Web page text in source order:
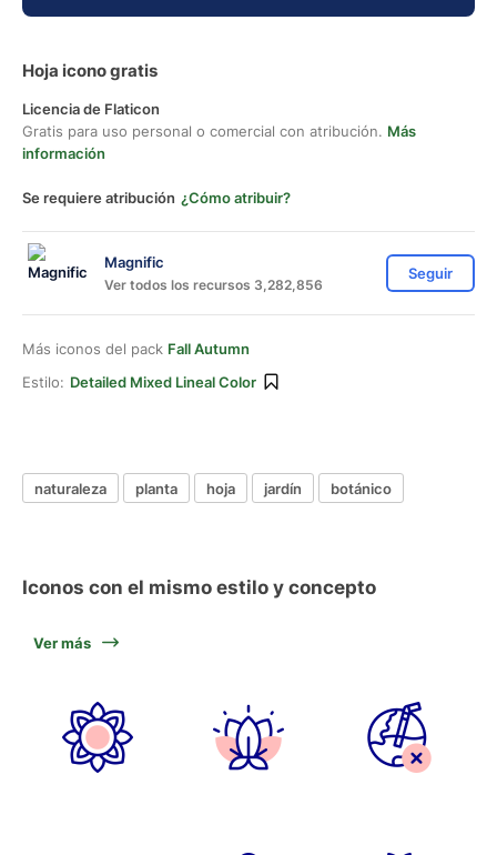
Hoja icono gratis
Licencia de Flaticon
Gratis para uso personal o comercial con atribución. Más
información
Se requiere atribución ¿Cómo atribuir?
Magnific
Ver todos los recursos 3,282,856
Seguir
Más iconos del pack Fall Autumn
Estilo: Detailed Mixed Lineal Color
naturaleza planta hoja jardín botánico
Iconos con el mismo estilo y concepto
Ver más